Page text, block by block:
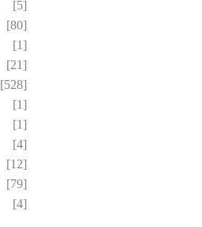
[5]
[80]
[1]
[21]
[528]
[1]
[1]
[4]
[12]
[79]
[4]